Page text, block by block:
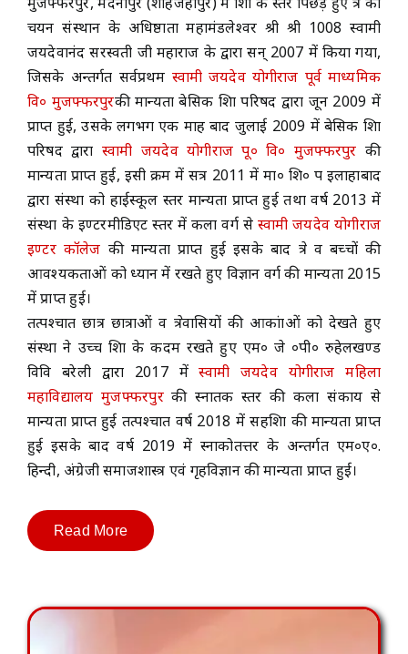
ACADEMICS
NEWS & EVENT
Important Documents
Gallery
Contact Us
चयन संस्थान के अधिष्ठाता महामंडलेश्वर श्री श्री 1008 स्वामी
जयदेवानंद सरस्वती जी महाराज के द्वारा सन् 2007 में किया गया,
जिसके अन्तर्गत सर्वप्रथम स्वामी जयदेव योगीराज पूर्व माध्यमिक
वि० मुजफ्फरपुरकी मान्यता बेसिक शिक्षा परिषद द्वारा जून 2009 में
प्राप्त हुई, उसके लगभग एक माह बाद जुलाई 2009 में बेसिक शिक्षा
परिषद द्वारा स्वामी जयदेव योगीराज पू० वि० मुजफ्फरपुर की
मान्यता प्राप्त हुई, इसी क्रम में सत्र 2011 में मा० शि० प इलाहाबाद
द्वारा संस्था को हाईस्कूल स्तर मान्यता प्राप्त हुई तथा वर्ष 2013 में
संस्था के इण्टरमीडिएट स्तर में कला वर्ग से स्वामी जयदेव योगीराज
इण्टर कॉलेज की मान्यता प्राप्त हुई इसके बाद क्षेत्र व बच्चों की
आवश्यकताओं को ध्यान में रखते हुए विज्ञान वर्ग की मान्यता 2015
में प्राप्त हुई।
तत्पश्चात छात्र छात्राओं व क्षेत्रवासियों की आकांक्षाओं को देखते हुए
संस्था ने उच्च शिक्षा के कदम रखते हुए एम० जे ०पी० रुहेलखण्ड
विवि बरेली द्वारा 2017 मेंस्वामी जयदेव योगीराज महिला
महाविद्यालय मुजफ्फरपुरकी स्नातक स्तर की कला संकाय से
मान्यता प्राप्त हुई तत्पश्चात वर्ष 2018 में सहशिक्षा की मान्यता प्राप्त
हुई इसके बाद वर्ष 2019 में स्नाकोतत्तर के अन्तर्गत एम०ए०.
हिन्दी, अंग्रेजी समाजशास्त्र एवं गृहविज्ञान की मान्यता प्राप्त हुई।
Read More